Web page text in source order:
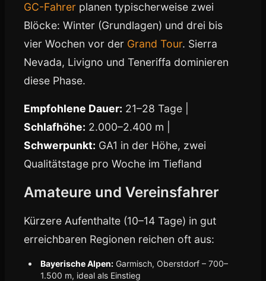
GC-Fahrer planen typischerweise zwei
Blöcke: Winter (Grundlagen) und drei bis
vier Wochen vor der Grand Tour. Sierra
Nevada, Livigno und Teneriffa dominieren
diese Phase.
Empfohlene Dauer: 21–28 Tage |
Schlafhöhe: 2.000–2.400 m |
Schwerpunkt: GA1 in der Höhe, zwei
Qualitätstage pro Woche im Tiefland
Amateure und Vereinsfahrer
Kürzere Aufenthalte (10–14 Tage) in gut
erreichbaren Regionen reichen oft aus:
Bayerische Alpen: Garmisch, Oberstdorf – 700–
1.500 m, ideal als Einstieg